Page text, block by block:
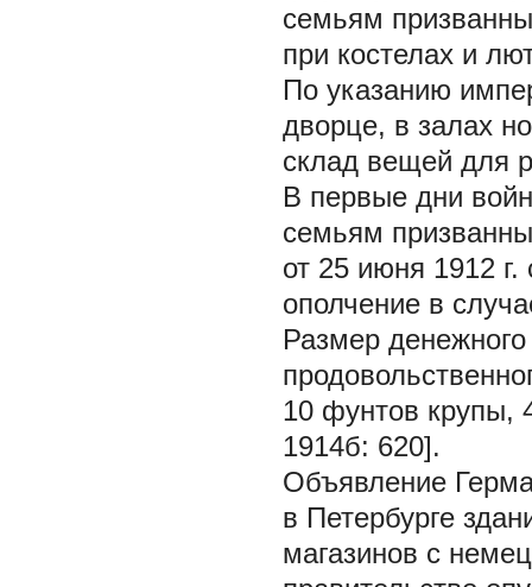
семьям
при костелах и
По указанию
дворце, в залах
склад вещей для
В первые дни
семьям
от 25 июня 1912
ополчение в
Размер
10 фунтов крупы,
1914б: 620].
Объявление
в Петербурге
магазинов с